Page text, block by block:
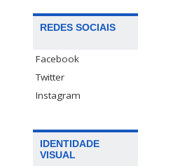
REDES SOCIAIS
Facebook
Twitter
Instagram
IDENTIDADE
VISUAL